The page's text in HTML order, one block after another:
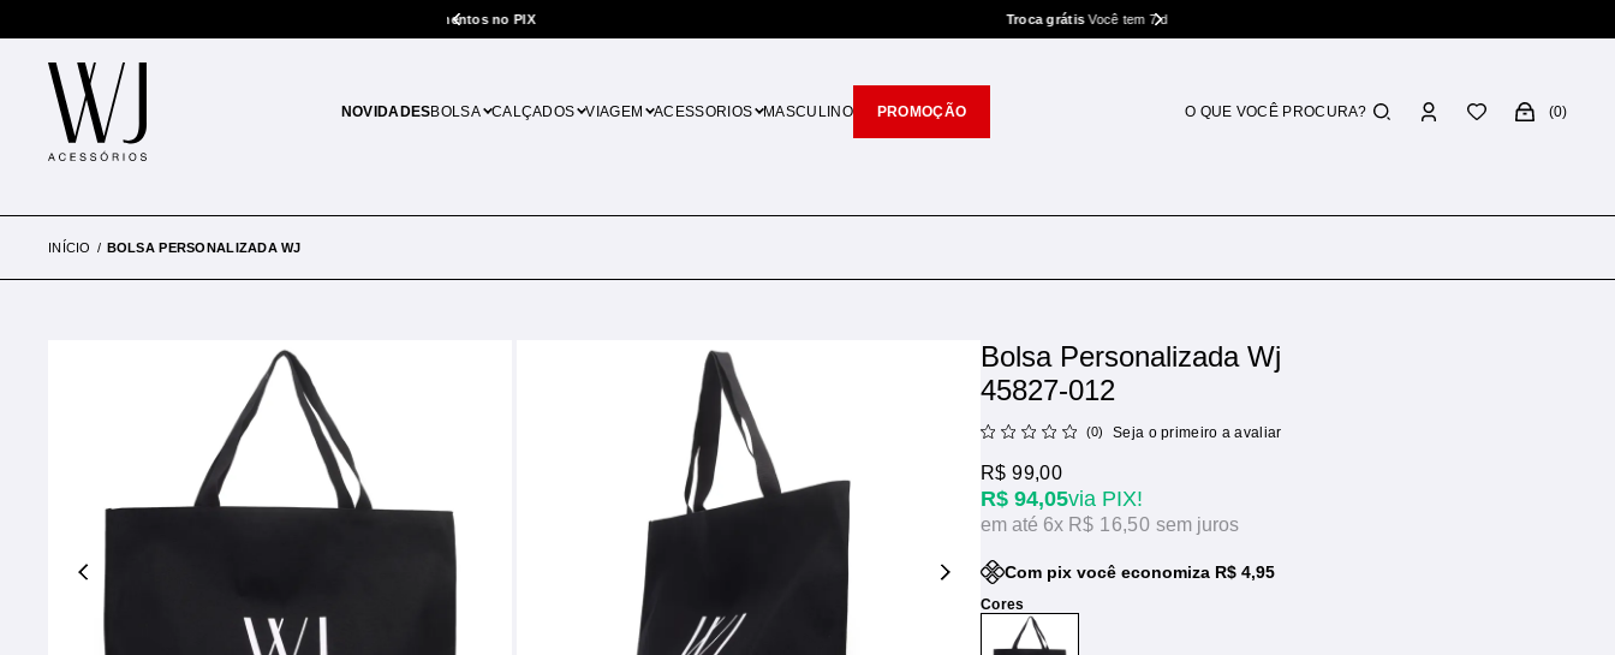
Você tem 7 dias p/ trocar
NOVIDADESBOLSA CALÇADOS VIAGEM ACESSORIOS MASCULINO PROMOÇÃO 0
INÍCIO BOLSA PERSONALIZADA WJ
Bolsa Personalizada Wj
45827-012
(0) Seja o primeiro a avaliar
R$ 94,05via PIX!
R$ 99,00
6x R$ 16,50 sem juros
Com pix você economiza R$ 4,95